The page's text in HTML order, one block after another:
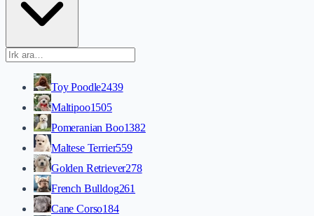
Toy Poodle2439
Maltipoo1505
Pomeranian Boo1382
Maltese Terrier559
Golden Retriever278
French Bulldog261
Cane Corso184